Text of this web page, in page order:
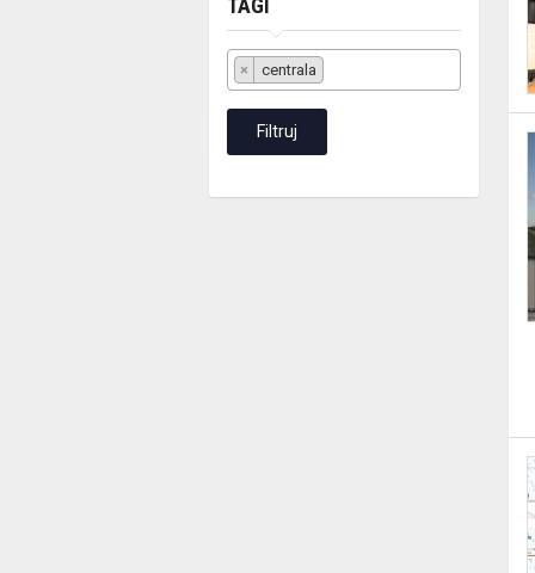
TAGI
Tagi
× centrala
Filtruj